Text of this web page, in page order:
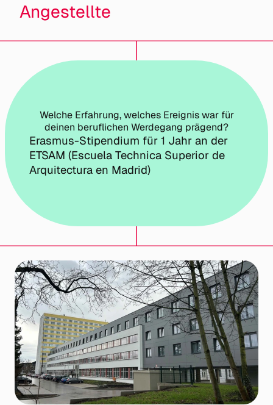
Angestellte
Welche Erfahrung, welches Ereignis war für
deinen beruflichen Werdegang prägend?
Erasmus-Stipendium für 1 Jahr an der
ETSAM (Escuela Technica Superior de
Arquitectura en Madrid)